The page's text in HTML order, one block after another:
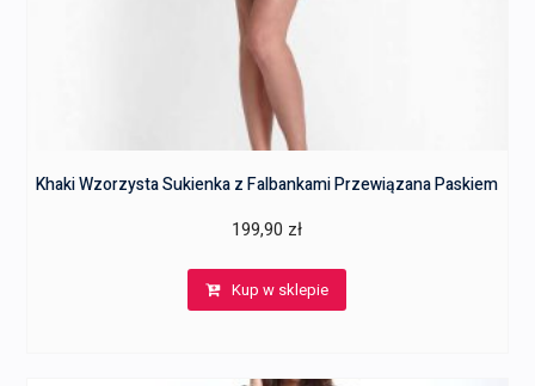
Khaki Wzorzysta Sukienka z Falbankami Przewiązana Paskiem
199,90 zł
Kup w sklepie